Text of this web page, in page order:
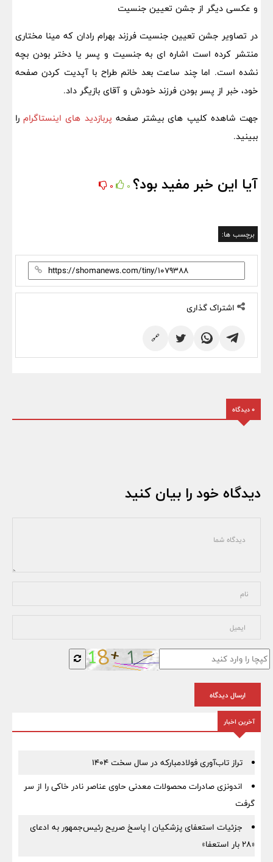
و عکسی دیگر از جشن تعیین جنسیت
در تصاویر جشن تعیین جنسیت فرزند بهرام رادان که مینا مختاری
منتشر کرده است اشاره ای به جنسیت و پسر یا دختر بودن بچه
نشده است. اما چند ساعت بعد خانم طراح با آپدیت کردن صفحه
خود، خبر از پسر بودن فرزند خودش و آقای بازیگر داد.
جهت شاهده کلیپ های بیشتر صفحه پربازدید های اینستاگرامرا
ببینید.
آیا این خبر مفید بود؟ 0
0
برچسب ها:
اشتراک گذاری
🔗
0 دیدگاه
دیدگاه خود را بیان کنید
ارسال دیدگاه
آخرین اخبار
تراز تاب‌آوری فولادمبارکه در سال سخت ۱۴۰۴
اندونزی صادرات محصولات معدنی حاوی عناصر نادر خاکی را از سر
گرفت
جزئیات استعفای پزشکیان | پاسخ صریح رئیس‌جمهور به ادعای
«۲۸ بار استعفا»